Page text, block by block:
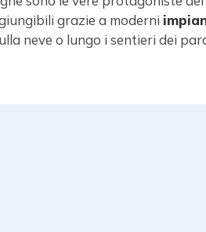
grazie a moderni
neve o lungo i sentieri dei